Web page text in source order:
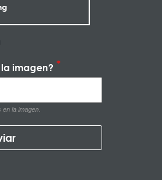
imagen?
la imagen.